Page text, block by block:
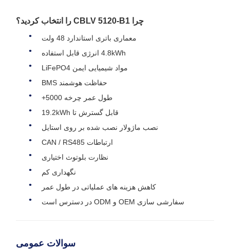
چرا CBLV 5120-B1 را انتخاب کردید؟
معماری باتری استاندارد 48 ولت
4.8kWh انرژی قابل استفاده
مواد شیمیایی ایمن LiFePO4
حفاظت هوشمند BMS
طول عمر چرخه 5000+
قابل گسترش تا 19.2kWh
نصب ماژولار نصب شده بر روی استایل
ارتباطات CAN / RS485
نظارت بلوتوث اختیاری
نگهداری کم
کاهش هزینه های عملیاتی در طول عمر
سفارشی سازی OEM و ODM در دسترس است
سوالات عمومی